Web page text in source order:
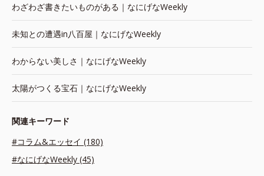
わざわざ書きたいものがある｜なにげなWeekly
未知との遭遇in八百屋｜なにげなWeekly
わからない美しさ｜なにげなWeekly
太陽がつくる宝石｜なにげなWeekly
関連キーワード
#コラム&エッセイ (180)
#なにげなWeekly (45)